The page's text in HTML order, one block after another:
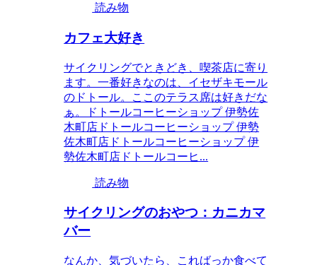
読み物
カフェ大好き
サイクリングでときどき、喫茶店に寄り
ます。一番好きなのは、イセザキモール
のドトール。ここのテラス席は好きだな
ぁ。ドトールコーヒーショップ 伊勢佐
木町店ドトールコーヒーショップ 伊勢
佐木町店ドトールコーヒーショップ 伊
勢佐木町店ドトールコーヒ...
読み物
サイクリングのおやつ：カニカマ
バー
なんか、気づいたら、こればっか食べて